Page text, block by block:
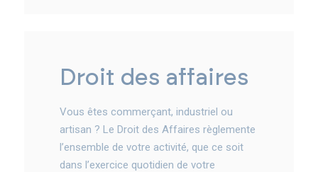
droit des affaires
Vous êtes commerçant, industriel ou
artisan ? Le Droit des Affaires règlemente
l’ensemble de votre activité, que ce soit
dans l’exercice quotidien de votre